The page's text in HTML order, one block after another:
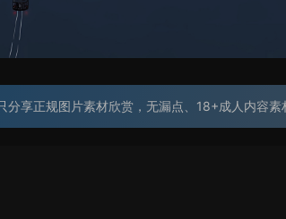
分享正规图片素材欣赏，无漏点、18+成人内容素